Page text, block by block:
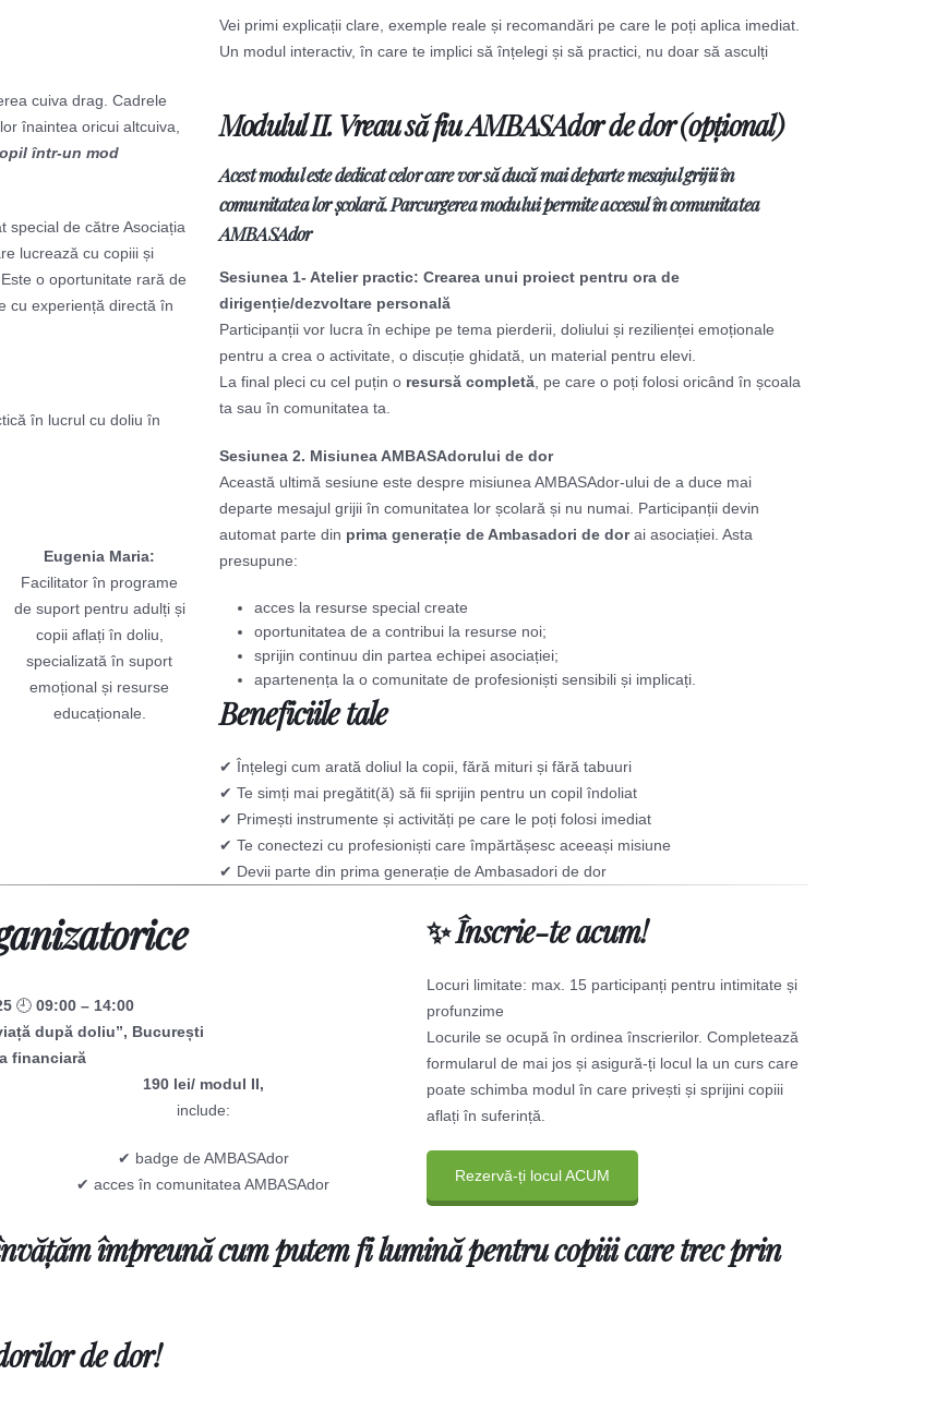
cuiva drag. Cadrele
înaintea oricui altcuiva,
într-un mod
special de către Asociația
lucrează cu copiii și
o oportunitate rară de
cu experiență directă în
în lucrul cu doliu în
Eugenia Maria:
Facilitator în programe
de suport pentru adulți și
copii aflați în doliu,
specializată în suport
emoțional și resurse
educaționale.
Vei primi explicații clare, exemple reale și recomandări pe care le poți aplica imediat.
Un modul interactiv, în care te implici să înțelegi și să practici, nu doar să asculți
Modulul II. Vreau să fiu AMBASAdor de dor (opțional)
Acest modul este dedicat celor care vor să ducă mai departe mesajul grijii în
comunitatea lor școlară. Parcurgerea modului permite accesul în comunitatea
AMBASAdor
Sesiunea 1- Atelier practic: Crearea unui proiect pentru ora de
dirigenție/dezvoltare personală
Participanții vor lucra în echipe pe tema pierderii, doliului și rezilienței emoționale
pentru a crea o activitate, o discuție ghidată, un material pentru elevi.
La final pleci cu cel puțin o resursă completă , pe care o poți folosi oricând în școala
ta sau în comunitatea ta.
Sesiunea 2. Misiunea AMBASAdorului de dor
Această ultimă sesiune este despre misiunea AMBASAdor-ului de a duce mai
departe mesajul grijii în comunitatea lor școlară și nu numai. Participanții devin
automat parte din prima generație de Ambasadori de dorai asociației. Asta
presupune:
acces la resurse special create
oportunitatea de a contribui la resurse noi;
sprijin continuu din partea echipei asociației;
apartenența la o comunitate de profesioniști sensibili și implicați.
Beneficiile tale
✔ Înțelegi cum arată doliul la copii, fără mituri și fără tabuuri
✔ Te simți mai pregătit(ă) să fii sprijin pentru un copil îndoliat
✔ Primești instrumente și activități pe care le poți folosi imediat
✔ Te conectezi cu profesioniști care împărtășesc aceeași misiune
✔ Devii parte din prima generație de Ambasadori de dor
🕘 09:00 – 14:00
după doliu”, București
financiară
190 lei/ modul II,
include:
✔ badge de AMBASAdor
✔ acces în comunitatea AMBASAdor
✨ Înscrie-te acum!
Locuri limitate: max. 15 participanți pentru intimitate și
profunzime
Locurile se ocupă în ordinea înscrierilor. Completează
formularul de mai jos și asigură-ți locul la un curs care
poate schimba modul în care privești și sprijini copiii
aflați în suferință.
Rezervă-ți locul ACUM
împreună cum putem fi lumină pentru copiii care trec prin
de dor!